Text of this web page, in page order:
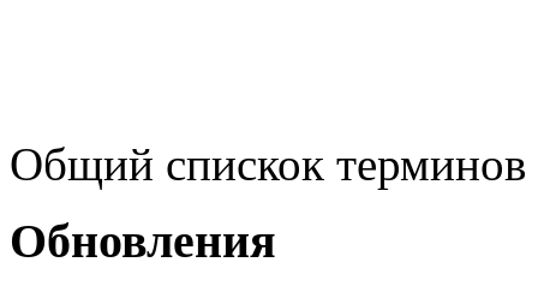
Общий спискок
Обновления